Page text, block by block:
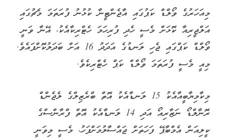
މިއަހަރުގެ ވޯލްޑް ކަޕުގައި އާޖެންޓީނާ ކުޅުނު ފުރަތަމަ މެޗުގައި
އަލްޖީރިއާ ކޮޅަށް މެސީ ހެދި ފުރިހަމަ ހެޓްރިކާއެކު، އޭނާ ވަނީ
ވޯލްޑް ކަޕްގައި ޖެހި ލަނޑުގެ އަދަދު 16 އަށް ބަދަލުކޮށްފައެވެ.
މިއީ މެސީ ފުރަތަމަ ވޯލްޑް ކަޕް ހެޓްރިކެވެ.
މިކާމިޔާބީއާއެކު 15 ލަނޑާއެކު އޮތް ބްރެޒިލްގެ ލެޖެންޑް
ރޮނާލްޑޯ ނަޒާރިއޯ އަދި 14 ލަނޑާއެކު އޮތް ފްރާންސްގެ
ކީލިއަން އެމްބާޕޭ ފަހަތަށް ޖައްސާލުމަށްފަހު، މެސީ މިވަނީ